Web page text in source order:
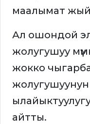
маалымат
Ал ошондой
жолугушуу
жокко
жолугушуунун
айтты.